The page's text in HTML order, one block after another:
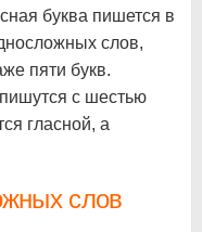
буква пишется в
слов,
пяти букв.
с шестью
гласной, а
слов